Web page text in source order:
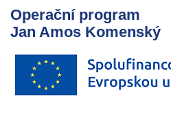
Operační program
Jan Amos Komenský